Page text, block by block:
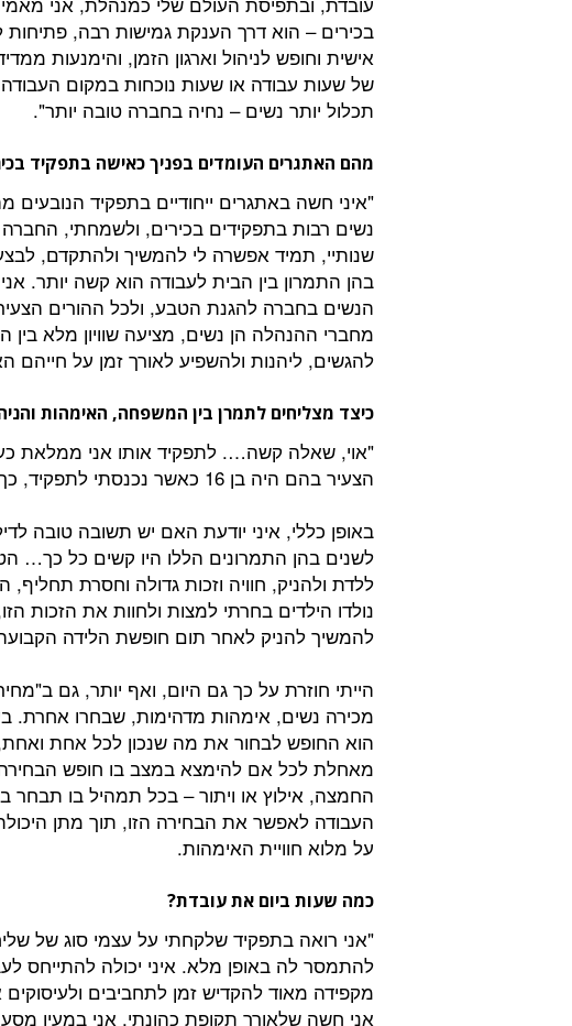
בכירים – הוא דרך הענקת גמישות רבה, פתיחות
אישית וחופש לניהול וארגון הזמן, והימנעות
של שעות עבודה או שעות נוכחות במקום
תכלול יותר נשים – נחיה בחברה טובה יותר".
מהם האתגרים העומדים בפניך כאישה בתפקיד
"איני חשה באתגרים ייחודיים בתפקיד
נשים רבות בתפקידים בכירים, ולשמחתי,
שנותיי, תמיד אפשרה לי להמשיך ולהתקדם,
בהן התמרון בין הבית לעבודה הוא קשה יותר.
הנשים בחברה להגנת הטבע, ולכל ההורים
מחברי ההנהלה הן נשים, מציעה שוויון מלא בין
להגשים, ליהנות ולהשפיע לאורך זמן על חייהם
כיצד מצליחים לתמרן בין המשפחה, האימהות
"אוי, שאלה קשה…. לתפקיד אותו אני ממלאת
הצעיר בהם היה בן 16 כאשר נכנסתי לתפקיד, כך שזו לא חוכמה…
באופן כללי, איני יודעת האם יש תשובה טובה
לשנים בהן התמרונים הללו היו קשים כל כך…
ללדת ולהניק, חוויה וזכות גדולה וחסרת
נולדו הילדים בחרתי למצות ולחוות את הזכות
להמשיך להניק לאחר תום חופשת הלידה
הייתי חוזרת על כך גם היום, ואף יותר, גם
מכירה נשים, אימהות מדהימות, שבחרו אחרת.
הוא החופש לבחור את מה שנכון לכל אחת ואחת,
מאחלת לכל אם להימצא במצב בו חופש
החמצה, אילוץ או ויתור – בכל תמהיל בו תבחר
העבודה לאפשר את הבחירה הזו, תוך מתן
על מלוא חוויית האימהות.
כמה שעות ביום את עובדת?
"אני רואה בתפקיד שלקחתי על עצמי סוג של
להתמסר לה באופן מלא. איני יכולה להתייחס
מקפידה מאוד להקדיש זמן לתחביבים
אני חשה שלאורך תקופת כהונתי, אני במעין